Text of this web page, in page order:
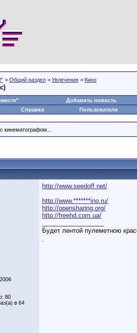
> Общий раздел > Увлечения > Кино
Добавить новость
Справка Пользователи
кинематографом...
80
в 64
http://www.seedoff.net/
http://www.*******ino.ru/
http://opensharing.org/
http://freehd.com.ua/
Будет лентой пулеметною
.